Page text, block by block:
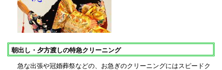
朝出し・夕方渡しの特急クリーニング
急な出張や冠婚葬祭などの、お急ぎのクリーニングにはスピードク